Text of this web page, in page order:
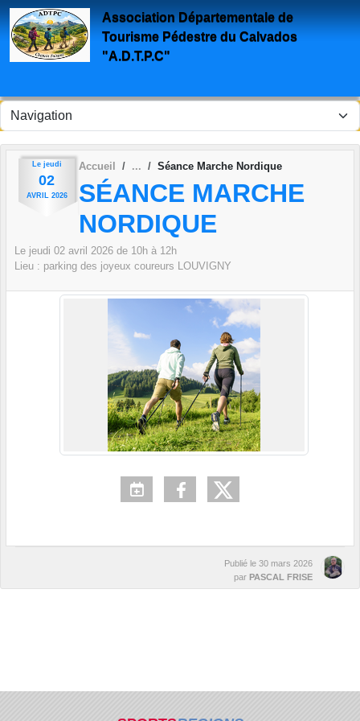
Association Départementale de
Tourisme Pédestre du Calvados
"A.D.T.P.C"
Le jeudi
02
AVRIL 2026
Accueil Séance Marche Nordique
SÉANCE MARCHE
NORDIQUE
Le jeudi 02 avril 2026 de 10h à 12h
Lieu : parking des joyeux coureurs LOUVIGNY
Publié le 30 mars 2026
par PASCAL FRISE
Panneau de gestion des cookies